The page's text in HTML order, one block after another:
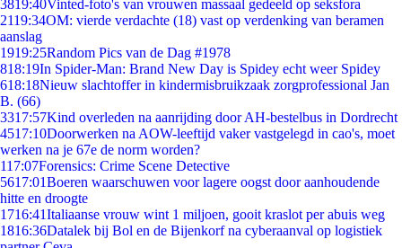
3819:40Vinted-foto's van vrouwen massaal gedeeld op seksfora
2119:34OM: vierde verdachte (18) vast op verdenking van beramen
aanslag
1919:25Random Pics van de Dag #1978
818:19In Spider-Man: Brand New Day is Spidey echt weer Spidey
618:18Nieuw slachtoffer in kindermisbruikzaak zorgprofessional Jan
B. (66)
3317:57Kind overleden na aanrijding door AH-bestelbus in Dordrecht
4517:10Doorwerken na AOW-leeftijd vaker vastgelegd in cao's, moet
werken na je 67e de norm worden?
117:07Forensics: Crime Scene Detective
5617:01Boeren waarschuwen voor lagere oogst door aanhoudende
hitte en droogte
1716:41Italiaanse vrouw wint 1 miljoen, gooit kraslot per abuis weg
1816:36Datalek bij Bol en de Bijenkorf na cyberaanval op logistiek